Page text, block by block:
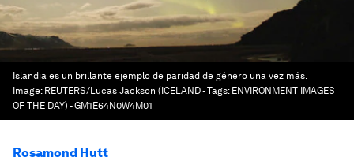
Islandia es un brillante ejemplo de paridad de género una vez más.
Image: REUTERS/Lucas Jackson (ICELAND - Tags: ENVIRONMENT IMAGES
OF THE DAY) - GM1E64N0W4M01
Rosamond Hutt